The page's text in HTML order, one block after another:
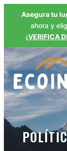
Asegura tu
ahora y
¡VERIFICA